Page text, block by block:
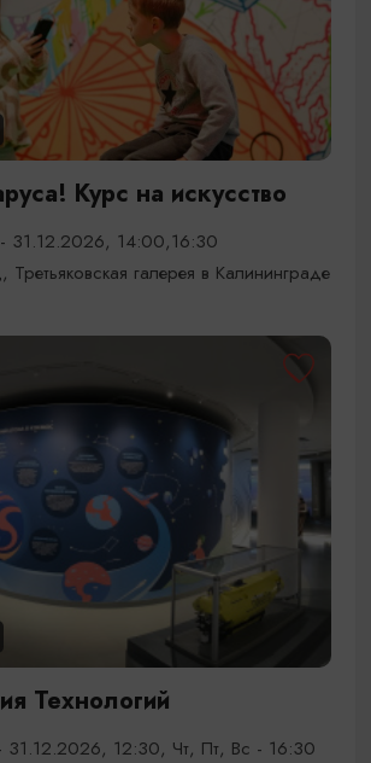
Курс на искусство
31.12.2026, 14:00,16:30
Третьяковская галерея в Калининграде
Технологий
31.12.2026, 12:30, Чт, Пт, Вс - 16:30